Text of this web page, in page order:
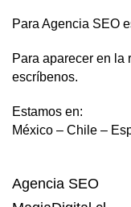
Para Agencia SEO
Para aparecer en la
escríbenos.
Estamos en:
México – Chile –
Agencia SEO